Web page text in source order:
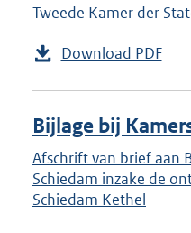
Tweede Kamer der
Download PDF
Bijlage bij
Afschrift van brief aan
Schiedam inzake de
Schiedam Kethel